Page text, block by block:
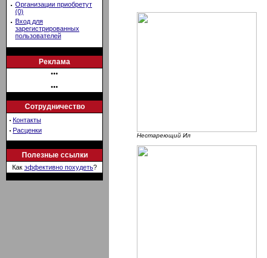
· Организации приобретут
(0)
· Вход для
зарегистрированных
пользователей
Реклама
•••
•••
Сотрудничество
· Контакты
· Расценки
Полезные ссылки
Как эффективно похудеть?
Нестареющий Ил